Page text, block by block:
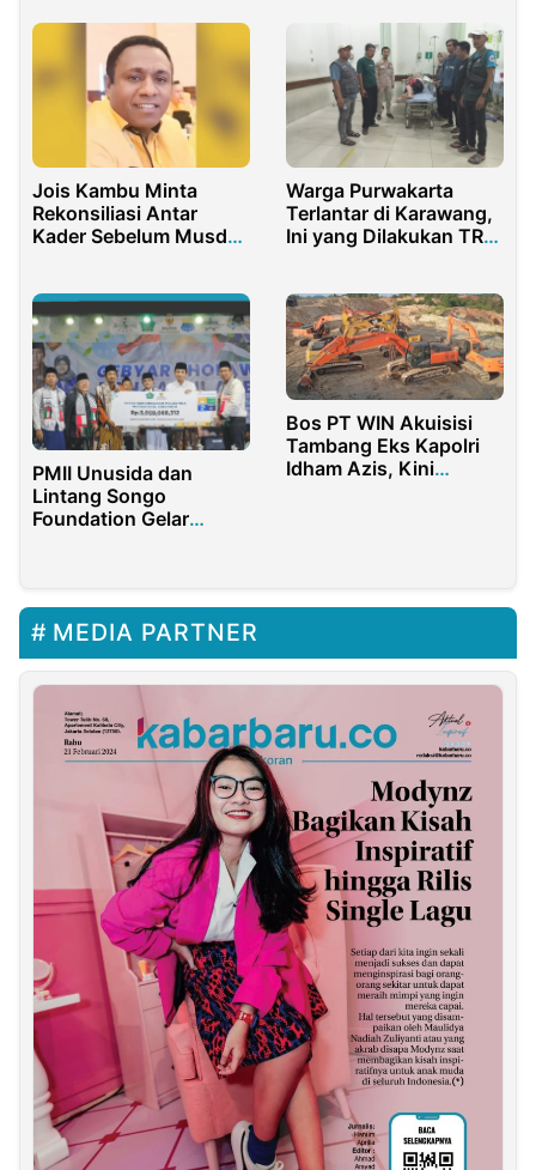
Jois Kambu Minta
Rekonsiliasi Antar
Kader Sebelum Musda
Warga Purwakarta
Terlantar di Karawang,
Ini yang Dilakukan TRC
PMII Unusida dan
Lintang Songo
Foundation Gelar
Bos PT WIN Akuisisi
Tambang Eks Kapolri
Idham Azis, Kini
MEDIA PARTNER